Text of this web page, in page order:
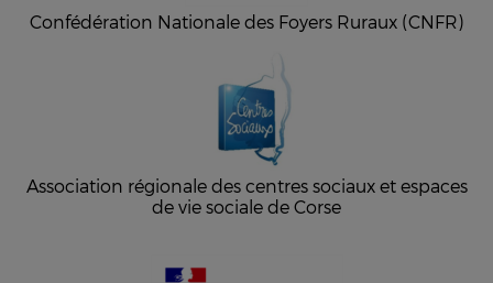
Confédération Nationale des Foyers Ruraux (CNFR)
Association régionale des centres sociaux et espaces
de vie sociale de Corse